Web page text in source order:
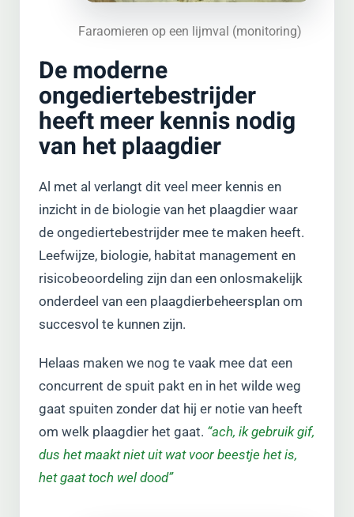
Faraomieren op een lijmval (monitoring)
De moderne
ongediertebestrijder
heeft meer kennis nodig
van het plaagdier
Al met al verlangt dit veel meer kennis en
inzicht in de biologie van het plaagdier waar
de ongediertebestrijder mee te maken heeft.
Leefwijze, biologie, habitat management en
risicobeoordeling zijn dan een onlosmakelijk
onderdeel van een plaagdierbeheersplan om
succesvol te kunnen zijn.
Helaas maken we nog te vaak mee dat een
concurrent de spuit pakt en in het wilde weg
gaat spuiten zonder dat hij er notie van heeft
om welk plaagdier het gaat. “ach, ik gebruik gif,
dus het maakt niet uit wat voor beestje het is,
het gaat toch wel dood”